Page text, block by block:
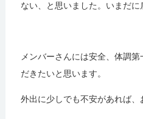
ない、と思いました。いまだに
メンバーさんには安全、体調
だきたいと思います。
外出に少しでも不安があれば、